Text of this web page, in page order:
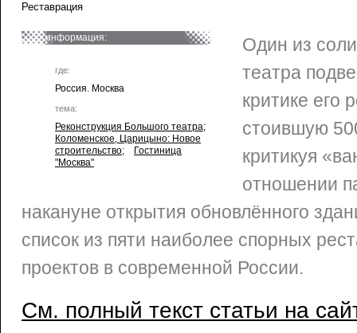
Реставрация
информация:
где:
Россия. Москва
тема:
Реконструкция Большого театра;
Коломенское, Царицыно: Новое
строительство;
Гостиница
"Москва"
Один из
театра
критике его
стоившую
критикуя
отношении
накануне открытия обновлённого
список из пяти наиболее спорных
проектов в современной России.
См. полный текст статьи на